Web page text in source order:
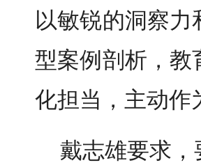
以敏锐的洞察
型案例剖析，教
化担当，主动作
戴志雄要求